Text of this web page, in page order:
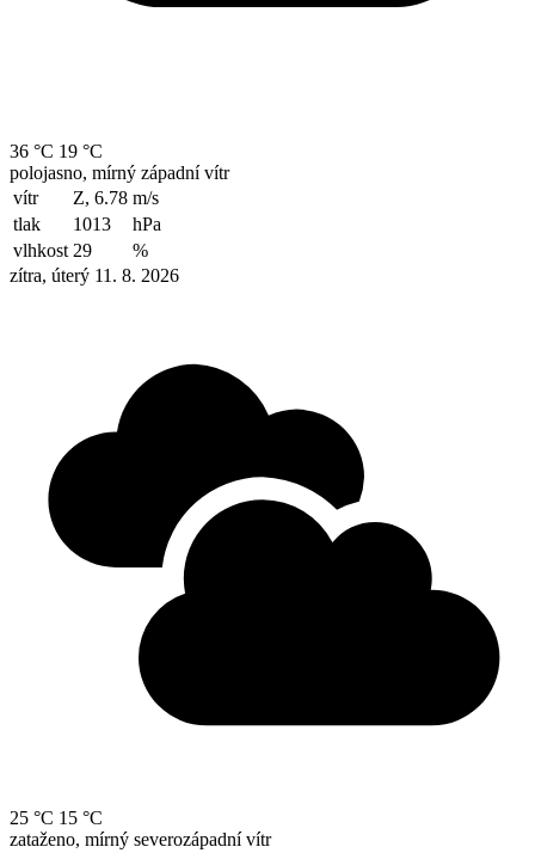
36 °C 19 °C
polojasno, mírný západní vítr
vítr
Z, 6.78 m/s
tlak
1013
hPa
vlhkost 29
%
zítra, úterý 11. 8. 2026
25 °C 15 °C
zataženo, mírný severozápadní vítr